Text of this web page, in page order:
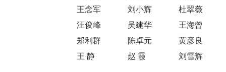
王念军
刘小辉
杜翠薇
汪俊峰
吴建华
王海曾
郑利群
陈卓元
黄彦良
王 静
赵 霞 刘雪辉